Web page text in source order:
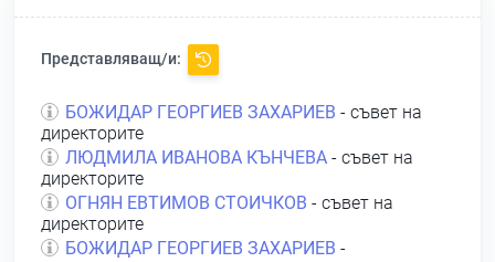
Представляващ/и:
БОЖИДАР ГЕОРГИЕВ ЗАХАРИЕВ - съвет на
директорите
ЛЮДМИЛА ИВАНОВА КЪНЧЕВА - съвет на
директорите
ОГНЯН ЕВТИМОВ СТОИЧКОВ - съвет на
директорите
БОЖИДАР ГЕОРГИЕВ ЗАХАРИЕВ -